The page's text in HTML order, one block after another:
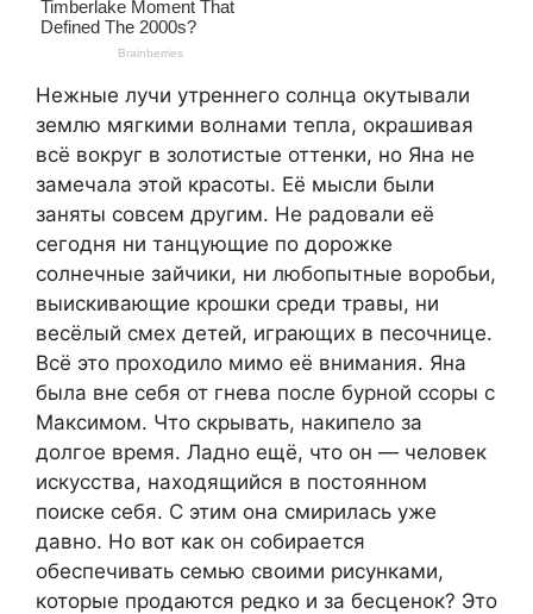
Нежные лучи утреннего солнца окутывали
землю мягкими волнами тепла, окрашивая
всё вокруг в золотистые оттенки, но Яна не
замечала этой красоты. Её мысли были
заняты совсем другим. Не радовали её
сегодня ни танцующие по дорожке
солнечные зайчики, ни любопытные воробьи,
выискивающие крошки среди травы, ни
весёлый смех детей, играющих в песочнице.
Всё это проходило мимо её внимания. Яна
была вне себя от гнева после бурной ссоры с
Максимом. Что скрывать, накипело за
долгое время. Ладно ещё, что он — человек
искусства, находящийся в постоянном
поиске себя. С этим она смирилась уже
давно. Но вот как он собирается
обеспечивать семью своими рисунками,
которые продаются редко и за бесценок? Это